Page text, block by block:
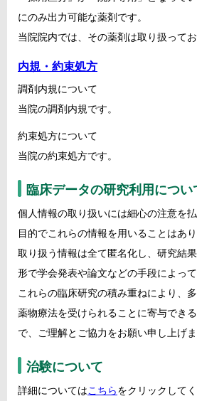
にのみ出力可能な薬剤です。
当院院内では、その薬剤は取り扱ってお
内規・約束処方
調剤内規について
当院の調剤内規です。
約束処方について
当院の約束処方です。
臨床データの研究利用につい
個人情報の取り扱いには細心の注意を
目的でこれらの情報を用いることはあり
取り扱う情報は全て匿名化し、研究結
形で学会発表や論文などの手段によって
これらの臨床研究の積み重ねにより、
薬物療法を受けられることに寄与でき
で、ご理解とご協力をお願い申し上げま
治験について
詳細についてはこちらをクリックしてく